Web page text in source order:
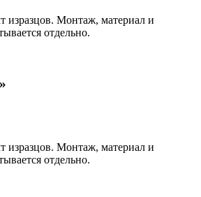
изразцов. Монтаж, материал и
отдельно.
изразцов. Монтаж, материал и
отдельно.